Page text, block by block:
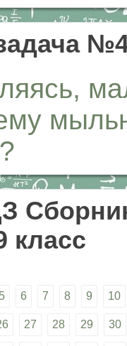
класс
5 6 7 8 9 10
27 28 29 30